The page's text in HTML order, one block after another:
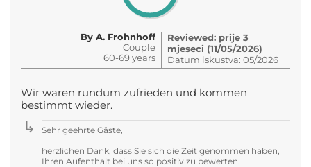
By A. Frohnhoff
Couple
60-69 years
Reviewed: prije 3
mjeseci (11/05/2026)
Datum iskustva: 05/2026
Wir waren rundum zufrieden und kommen
bestimmt wieder.
Sehr geehrte Gäste,
herzlichen Dank, dass Sie sich die Zeit genommen haben,
Ihren Aufenthalt bei uns so positiv zu bewerten.